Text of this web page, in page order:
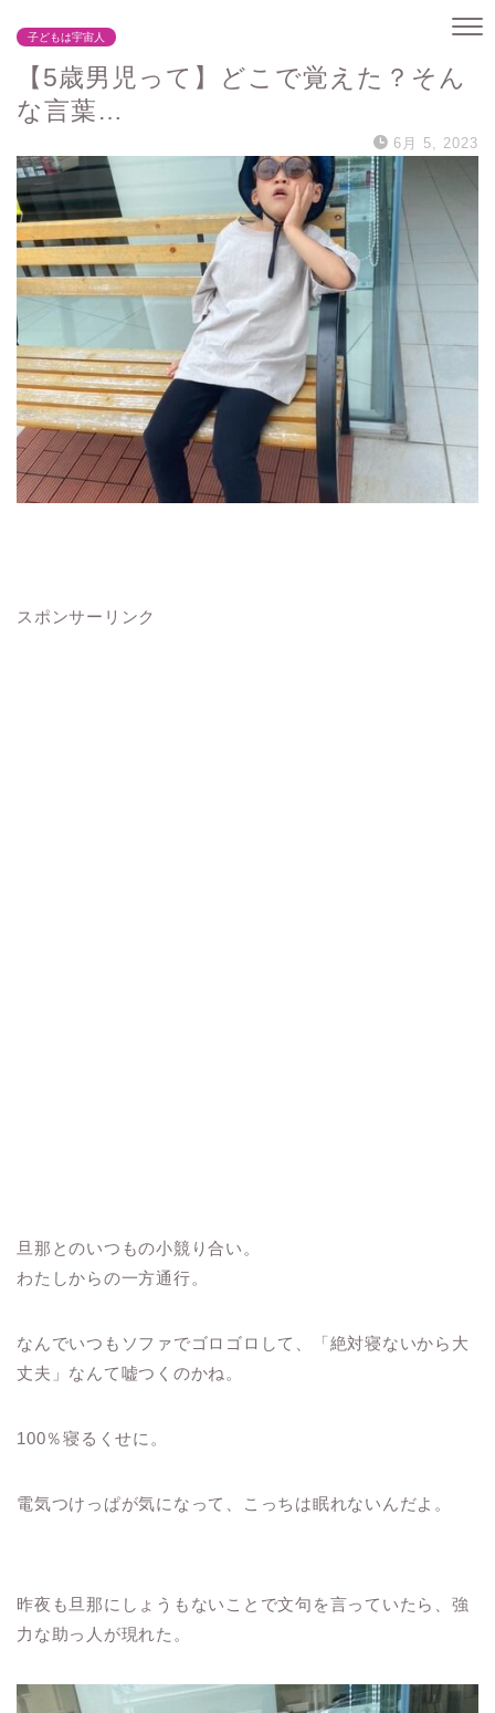
子どもは宇宙人
【5歳男児って】どこで覚えた？そん
な言葉…
6月 5, 2023
スポンサーリンク
旦那とのいつもの小競り合い。
わたしからの一方通行。
なんでいつもソファでゴロゴロして、「絶対寝ないから大
丈夫」なんて嘘つくのかね。
100％寝るくせに。
電気つけっぱが気になって、こっちは眠れないんだよ。
昨夜も旦那にしょうもないことで文句を言っていたら、強
力な助っ人が現れた。